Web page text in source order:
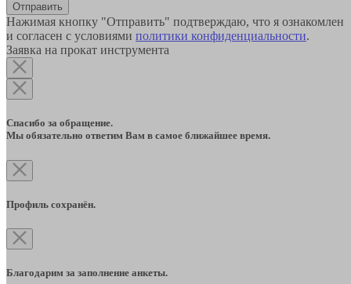
Отправить
Нажимая кнопку "Отправить" подтверждаю, что я ознакомлен
и согласен с условиями политики конфиденциальности.
Заявка на прокат инструмента
Спасибо за обращение.
Мы обязательно ответим Вам в самое ближайшее время.
Профиль сохранён.
Благодарим за заполнение анкеты.